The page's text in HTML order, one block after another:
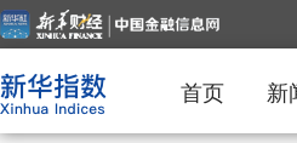
首页 新